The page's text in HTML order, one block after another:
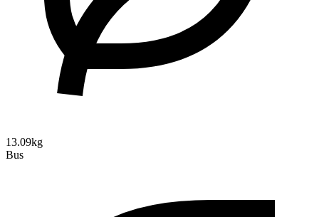
13.09kg
Bus